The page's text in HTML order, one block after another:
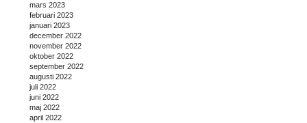
mars 2023
februari 2023
januari 2023
december 2022
november 2022
oktober 2022
september 2022
augusti 2022
juli 2022
juni 2022
maj 2022
april 2022